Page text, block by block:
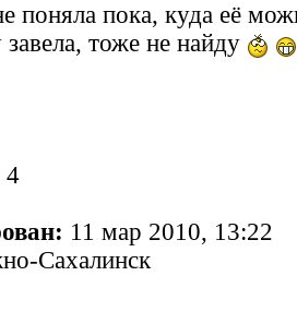
поняла пока, куда её
тоже не найду
4
11 мар 2010, 13:22
Сахалинск